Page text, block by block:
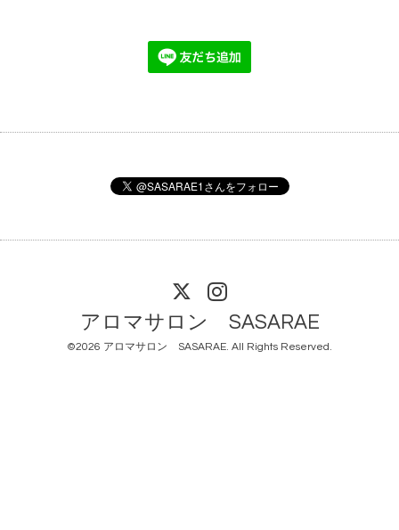
アロマサロン SASARAE
©2026 アロマサロン SASARAE. All Rights Reserved.